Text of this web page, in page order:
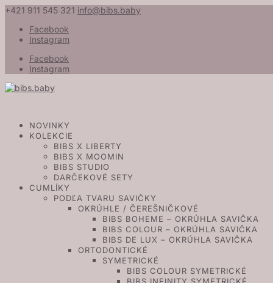
+421 911 545 321 info@bibs.baby
Facebook
Instagram
Facebook
Instagram
NOVINKY
KOLEKCIE
BIBS X LIBERTY
BIBS X MOOMIN
BIBS STUDIO
DARČEKOVÉ SETY
CUMLÍKY
PODĽA TVARU SAVIČKY
OKRÚHLE / ČEREŠNIČKOVÉ
BIBS BOHEME – OKRÚHLA SAVIČKA
BIBS COLOUR – OKRÚHLA SAVIČKA
BIBS DE LUX – OKRÚHLA SAVIČKA
ORTODONTICKÉ
SYMETRICKÉ
BIBS COLOUR SYMETRICKÉ